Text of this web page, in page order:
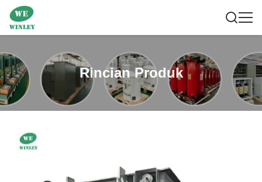
Rincian Produk